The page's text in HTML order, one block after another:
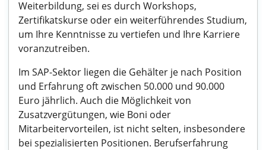
Weiterbildung, sei es durch Workshops,
Zertifikatskurse oder ein weiterführendes Studium,
um Ihre Kenntnisse zu vertiefen und Ihre Karriere
voranzutreiben.
Im SAP-Sektor liegen die Gehälter je nach Position
und Erfahrung oft zwischen 50.000 und 90.000
Euro jährlich. Auch die Möglichkeit von
Zusatzvergütungen, wie Boni oder
Mitarbeitervorteilen, ist nicht selten, insbesondere
bei spezialisierten Positionen. Berufserfahrung